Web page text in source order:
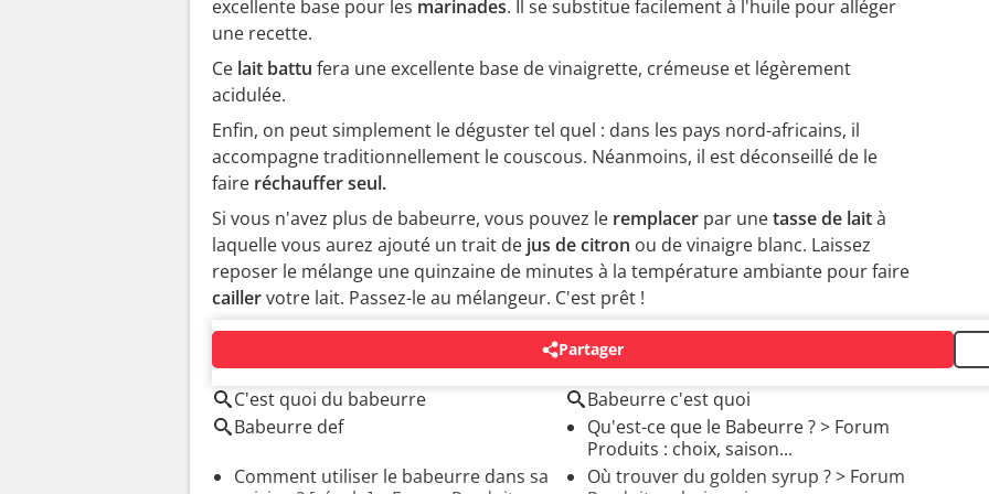
excellente base pour les marinades. Il se substitue facilement à l'huile pour alléger
une recette.
Ce lait battu fera une excellente base de vinaigrette, crémeuse et légèrement
acidulée.
Enfin, on peut simplement le déguster tel quel : dans les pays nord-africains, il
accompagne traditionnellement le couscous. Néanmoins, il est déconseillé de le
faire réchauffer seul.
Si vous n'avez plus de babeurre, vous pouvez le remplacer par unetasse de laità
laquelle vous aurez ajouté un trait de jus de citron ou de vinaigre blanc. Laissez
reposer le mélange une quinzaine de minutes à la température ambiante pour faire
caillervotre lait. Passez-le au mélangeur. C'est prêt !
Partager
AUTOUR DU MÊME SUJET
C'est quoi du babeurre
Babeurre c'est quoi
Babeurre def
Qu'est-ce que le Babeurre ?> Forum
Produits : choix, saison...
Comment utiliser le babeurre dans sa
Où trouver du golden syrup ?> Forum